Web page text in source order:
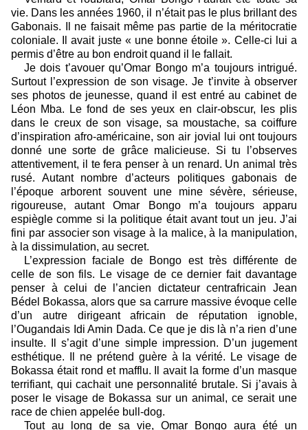
vie. Dans les années 1960, il n’était pas le plus brillant des
Gabonais. Il ne faisait même pas partie de la méritocratie
coloniale. Il avait juste « une bonne étoile ». Celle-ci lui a
permis d’être au bon endroit quand il le fallait.
Je dois t’avouer qu’Omar Bongo m’a toujours intrigué.
Surtout l’expression de son visage. Je t’invite à observer
ses photos de jeunesse, quand il est entré au cabinet de
Léon Mba. Le fond de ses yeux en clair-obscur, les plis
dans le creux de son visage, sa moustache, sa coiffure
d’inspiration afro-américaine, son air jovial lui ont toujours
donné une sorte de grâce malicieuse. Si tu l’observes
attentivement, il te fera penser à un renard. Un animal très
rusé. Autant nombre d’acteurs politiques gabonais de
l’époque arborent souvent une mine sévère, sérieuse,
rigoureuse, autant Omar Bongo m’a toujours apparu
espiègle comme si la politique était avant tout un jeu. J’ai
fini par associer son visage à la malice, à la manipulation,
à la dissimulation, au secret.
L’expression faciale de Bongo est très différente de
celle de son fils. Le visage de ce dernier fait davantage
penser à celui de l’ancien dictateur centrafricain Jean
Bédel Bokassa, alors que sa carrure massive évoque celle
d’un autre dirigeant africain de réputation ignoble,
l’Ougandais Idi Amin Dada. Ce que je dis là n’a rien d’une
insulte. Il s’agit d’une simple impression. D’un jugement
esthétique. Il ne prétend guère à la vérité. Le visage de
Bokassa était rond et mafflu. Il avait la forme d’un masque
terrifiant, qui cachait une personnalité brutale. Si j’avais à
poser le visage de Bokassa sur un animal, ce serait une
race de chien appelée bull-dog.
Tout au long de sa vie, Omar Bongo aura été un